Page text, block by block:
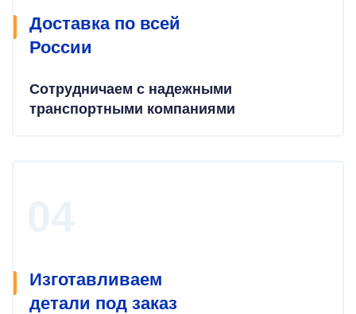
Доставка по всей
России
Сотрудничаем с надежными
транспортными компаниями
Изготавливаем
детали под заказ